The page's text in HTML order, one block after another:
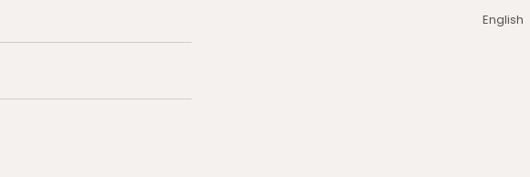
English